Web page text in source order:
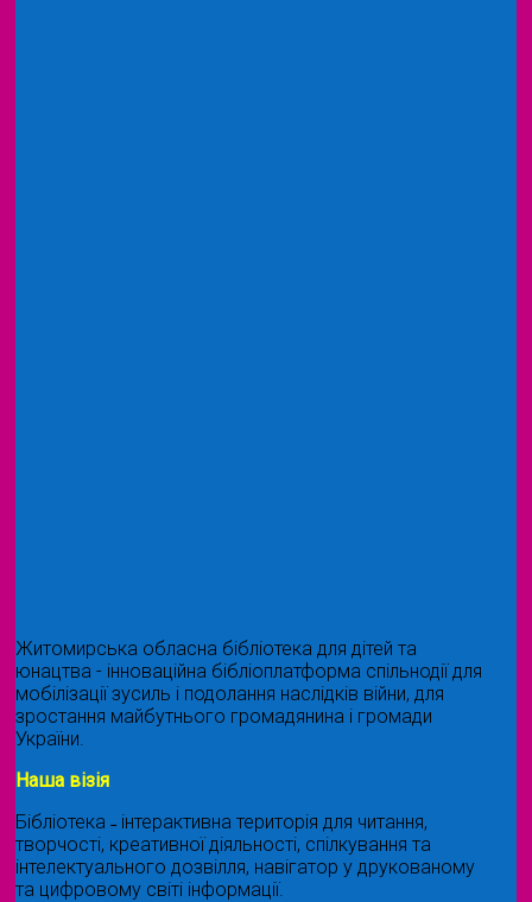
Житомирська обласна бібліотека для дітей та
юнацтва - інноваційна бібліоплатформа спільнодії для
мобілізації зусиль і подолання наслідків війни, для
зростання майбутнього громадянина і громади
України.
Наша візія
Бібліотека ˗ інтерактивна територія для читання,
творчості, креативної діяльності, спілкування та
інтелектуального дозвілля, навігатор у друкованому
та цифровому світі інформації.